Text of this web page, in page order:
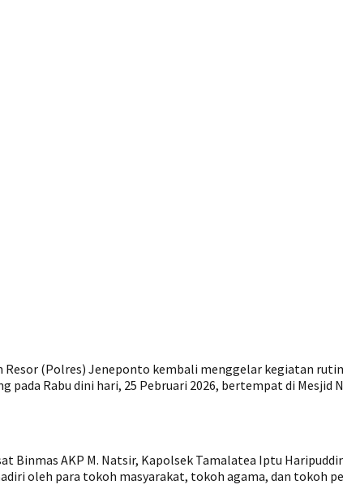
Resor (Polres) Jeneponto kembali menggelar kegiatan rutin
Rabu dini hari, 25 Pebruari 2026, bertempat di Mesjid
Binmas AKP M. Natsir, Kapolsek Tamalatea Iptu
oleh para tokoh masyarakat, tokoh agama, dan tokoh